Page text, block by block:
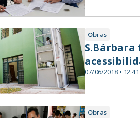
Obras
07/06/2018 • 12:41
S.Bárbara
Obras